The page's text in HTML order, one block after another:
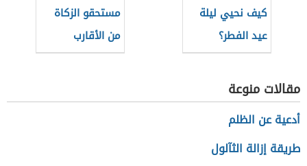
كيف نحيي ليلة
عيد الفطر؟
مستحقو الزكاة
من الأقارب
مقالات منوعة
أدعية عن الظلم
طريقة إزالة الثآلول